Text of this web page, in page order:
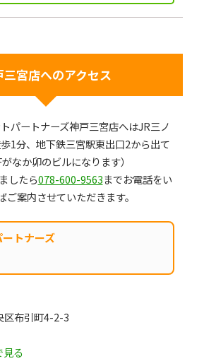
三宮店へのアクセス
パートナーズ神戸三宮店へはJR三ノ
1分、地下鉄三宮駅東出口2から出て
なか卯のビルになります）
したら078-600-9563までお電話をい
ご案内させていただきます。
トナーズ
区布引町4-2-3
る